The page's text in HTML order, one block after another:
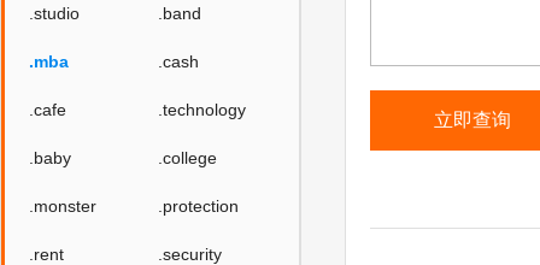
.studio .band
.mba .cash
.cafe .technology
.baby .college
.monster .protection
.rent .security